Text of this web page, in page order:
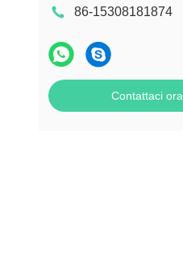
86-15308181874
Contattaci ora